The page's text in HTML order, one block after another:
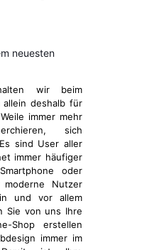
neuesten
wir beim
deshalb für
immer mehr
sich
sind User aller
immer häufiger
oder
Nutzer
und vor allem
Sie von uns Ihre
Shop erstellen
immer im